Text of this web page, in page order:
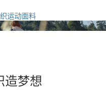
运动面料
造梦想